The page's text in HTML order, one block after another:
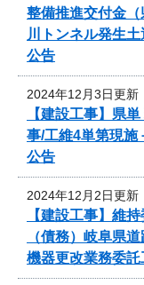
整備推進交付金
川トンネル発生
公告
2024年12月3日更新
【建設工事】県
事/工維4単第現
公告
2024年12月2日更新
【建設工事】維
（債務）岐阜県
機器更改業務委